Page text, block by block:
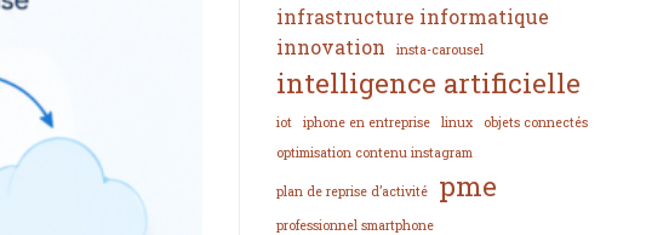
infrastructure informatique
innovation
insta-carousel
intelligence artificielle
iot iphone en entreprise linux
objets connectés
optimisation contenu instagram
plan de reprise d’activité pme
professionnel smartphone